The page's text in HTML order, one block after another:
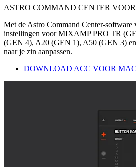
ASTRO COMMAND CENTER
Met de Astro Command Center-software
instellingen voor MIXAMP PRO TR
(GEN 4), A20 (GEN 1), A50 (GEN 3)
naar je zin aanpassen.
DOWNLOAD ACC VOOR MAC